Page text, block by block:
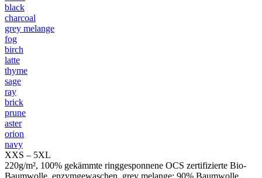
black
charcoal
grey melange
fog
birch
latte
thyme
sage
ray
brick
prune
aster
orion
navy
XXS – 5XL
220g/m², 100% gekämmte ringgesponnene OCS zertifizierte Bio-
Baumwolle, enzymgewaschen, grey melange: 90% Baumwolle,